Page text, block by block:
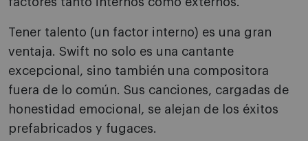
Tener talento (un factor interno) es una gran
ventaja. Swift no solo es una cantante
excepcional, sino también una compositora
fuera de lo común. Sus canciones, cargadas de
honestidad emocional, se alejan de los éxitos
prefabricados y fugaces.